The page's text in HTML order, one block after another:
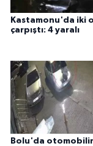
Kastamonu'da iki
çarpıştı: 4 yaralı
Bolu'da